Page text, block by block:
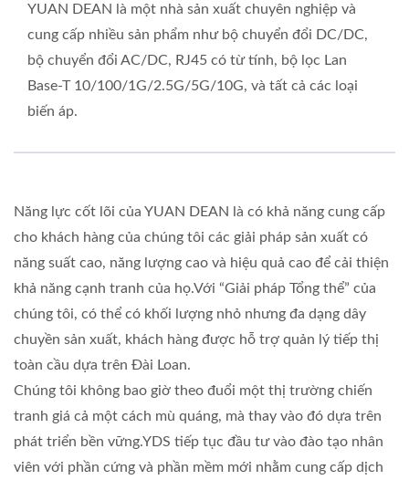
YUAN DEAN là một nhà sản xuất chuyên nghiệp và
cung cấp nhiều sản phẩm như bộ chuyển đổi DC/DC,
bộ chuyển đổi AC/DC, RJ45 có từ tính, bộ lọc Lan
Base-T 10/100/1G/2.5G/5G/10G, và tất cả các loại
biến áp.
Năng lực cốt lõi của YUAN DEAN là có khả năng cung cấp
cho khách hàng của chúng tôi các giải pháp sản xuất có
năng suất cao, năng lượng cao và hiệu quả cao để cải thiện
khả năng cạnh tranh của họ.Với “Giải pháp Tổng thể” của
chúng tôi, có thể có khối lượng nhỏ nhưng đa dạng dây
chuyền sản xuất, khách hàng được hỗ trợ quản lý tiếp thị
toàn cầu dựa trên Đài Loan.
Chúng tôi không bao giờ theo đuổi một thị trường chiến
tranh giá cả một cách mù quáng, mà thay vào đó dựa trên
phát triển bền vững.YDS tiếp tục đầu tư vào đào tạo nhân
viên với phần cứng và phần mềm mới nhằm cung cấp dịch